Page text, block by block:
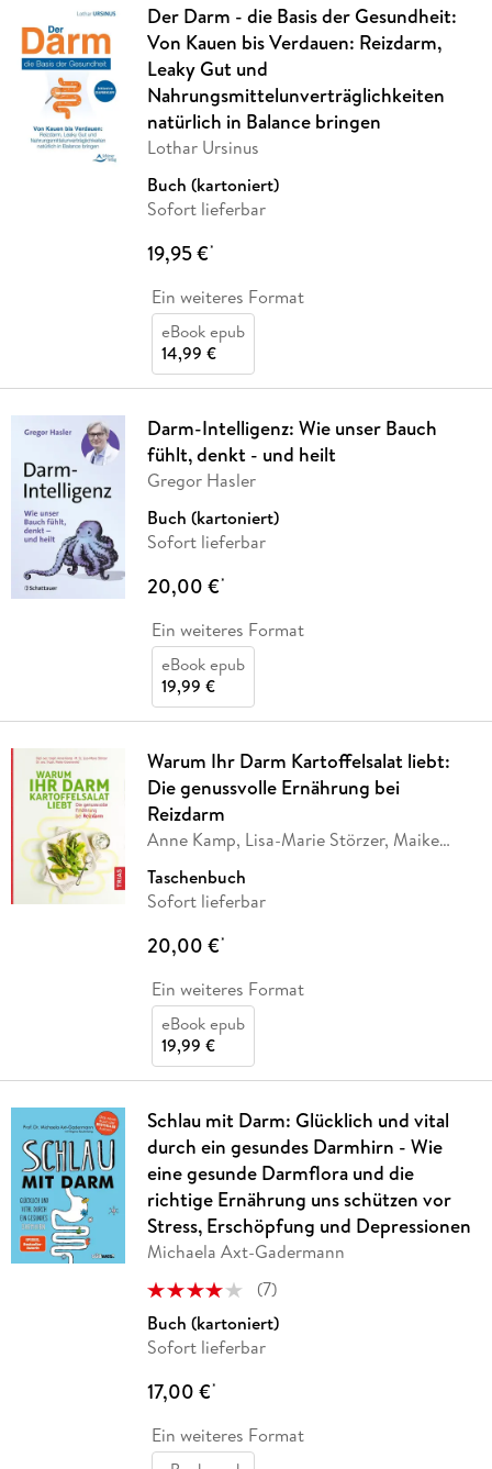
Der Darm - die Basis der Gesundheit:
Von Kauen bis Verdauen: Reizdarm,
Leaky Gut und
Nahrungsmittelunverträglichkeiten
natürlich in Balance bringen
Lothar Ursinus
Buch (kartoniert)
Sofort lieferbar
19,95 €*
Ein weiteres Format
eBook epub
14,99 €
Darm-Intelligenz: Wie unser Bauch
fühlt, denkt - und heilt
Gregor Hasler
Buch (kartoniert)
Sofort lieferbar
20,00 €*
Ein weiteres Format
eBook epub
19,99 €
Warum Ihr Darm Kartoffelsalat liebt:
Die genussvolle Ernährung bei
Reizdarm
Anne Kamp, Lisa-Marie Störzer, Maike
Taschenbuch
Sofort lieferbar
20,00 €*
Ein weiteres Format
eBook epub
19,99 €
Schlau mit Darm: Glücklich und vital
durch ein gesundes Darmhirn - Wie
eine gesunde Darmflora und die
richtige Ernährung uns schützen vor
Stress, Erschöpfung und Depressionen
Michaela Axt-Gadermann
(7)
Buch (kartoniert)
Sofort lieferbar
17,00 €*
Ein weiteres Format